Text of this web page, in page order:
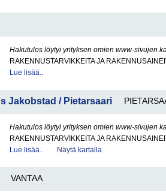
Hakutulos löytyi yrityksen omien www-sivujen
RAKENNUSTARVIKKEITA JA
Lue lisää..
Jakobstad / Pietarsaari
Hakutulos löytyi yrityksen omien www-sivujen
RAKENNUSTARVIKKEITA JA
Lue lisää..
Näytä kartalla
VANTAA